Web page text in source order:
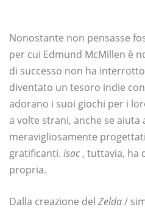
Nonostante non pensasse
per cui Edmund McMillen è
di successo non ha
diventato un tesoro indie
adorano i suoi giochi per i
a volte strani, anche se aiuta
meravigliosamente
gratificanti. isac , tuttavia, ha
propria.
Dalla creazione del Zelda/